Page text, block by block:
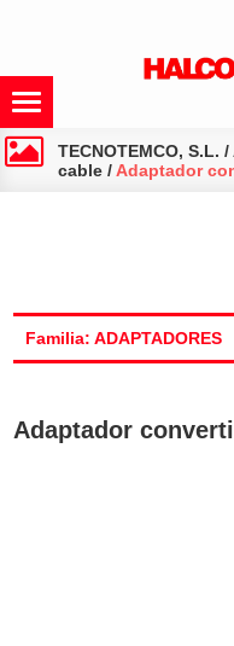
TECNOTEMCO, S.L. /
cable /Adaptador
Familia: ADAPTADORES
Adaptador